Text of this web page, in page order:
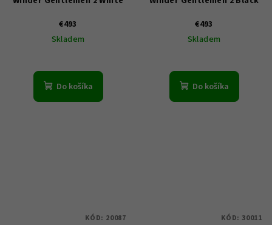
€493
Skladem
Do košíka
€493
Skladem
Do košíka
KÓD: 20087 KÓD: 30011